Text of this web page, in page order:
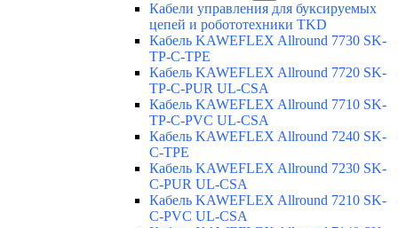
Кабели управления для буксируемых
цепей и робототехники TKD
Кабель KAWEFLEX Allround 7730 SK-
TP-C-TPE
Кабель KAWEFLEX Allround 7720 SK-
TP-C-PUR UL-CSA
Кабель KAWEFLEX Allround 7710 SK-
TP-C-PVC UL-CSA
Кабель KAWEFLEX Allround 7240 SK-
C-TPE
Кабель KAWEFLEX Allround 7230 SK-
C-PUR UL-CSA
Кабель KAWEFLEX Allround 7210 SK-
C-PVC UL-CSA